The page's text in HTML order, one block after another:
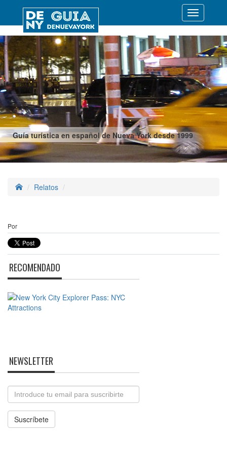
Guía turística en español de Nueva York desde 1999
Desplegar
Relatos
Por
RECOMENDADO
NEWSLETTER
Email
Suscríbete